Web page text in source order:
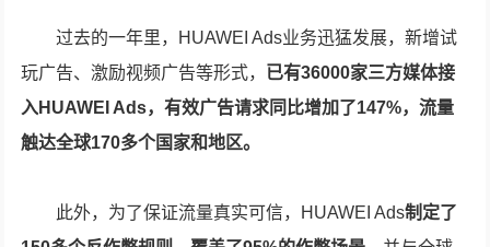
过去的一年里，HUAWEI Ads业务迅猛发展，新增试
玩广告、激励视频广告等形式， 已有36000家三方媒体接
入HUAWEI Ads，有效广告请求同比增加了147%，流量
触达全球170多个国家和地区。
此外，为了保证流量真实可信，HUAWEI Ads制定了